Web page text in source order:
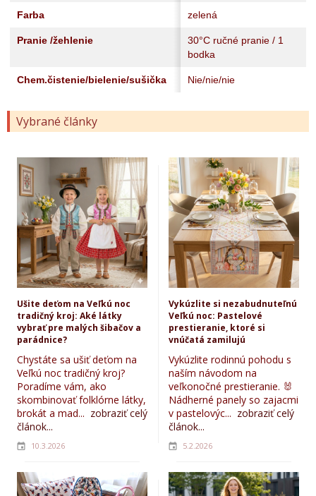
Farba zelená
Pranie /žehlenie
30°C ručné pranie / 1
bodka
Chem.čistenie/bielenie/sušička Nie/nie/nie
Vybrané články
Ušite deťom na Veľkú noc
tradičný kroj: Aké látky
vybrať pre malých šibačov a
parádnice?
Chystáte sa ušiť deťom na
Veľkú noc tradičný kroj?
Poradíme vám, ako
skombinovať folklórne látky,
brokát a mad... zobraziť celý
článok...
10.3.2026
Vykúzlite si nezabudnuteľnú
Veľkú noc: Pastelové
prestieranie, ktoré si
vnúčatá zamilujú
Vykúzlite rodinnú pohodu s
naším návodom na
veľkonočné prestieranie. 🐰
Nádherné panely so zajacmi
v pastelovýc... zobraziť celý
článok...
5.2.2026